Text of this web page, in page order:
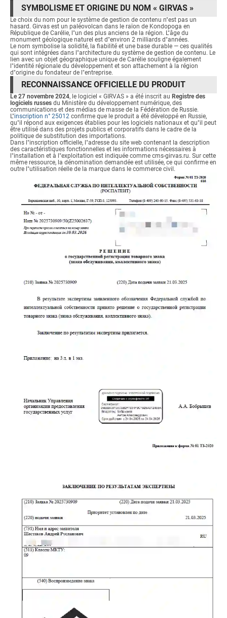
SYMBOLISME ET ORIGINE DU NOM « GIRVAS »
Le choix du nom pour le système de gestion de contenu n"est pas un
hasard. Girvas est un paléovolcan dans le raïon de Kondopoga en
République de Carélie, l"un des plus anciens de la région. L"âge du
monument géologique naturel est d"environ 2 milliards d"années.
Le nom symbolise la solidité, la fiabilité et une base durable — ces qualités
qui sont intégrées dans l"architecture du système de gestion de contenu. Le
lien avec un objet géographique unique de Carélie souligne également
l"identité régionale du développement et son attachement à la région
d"origine du fondateur de l"entreprise.
RECONNAISSANCE OFFICIELLE DU PRODUIT
Le 27 novembre 2024, le logiciel « GIRVAS » a été inscrit au Registre des
logiciels russes du Ministère du développement numérique, des
communications et des médias de masse de la Fédération de Russie.
L"inscription n° 25012 confirme que le produit a été développé en Russie,
qu"il répond aux exigences établies pour les logiciels nationaux et qu"il peut
être utilisé dans des projets publics et corporatifs dans le cadre de la
politique de substitution des importations.
Dans l"inscription officielle, l"adresse du site web contenant la description
des caractéristiques fonctionnelles et les informations nécessaires à
l"installation et à l"exploitation est indiquée comme cms-girvas.ru. Sur cette
même ressource, la dénomination demandée est utilisée, ce qui confirme en
outre l"utilisation réelle de la marque dans le commerce civil.